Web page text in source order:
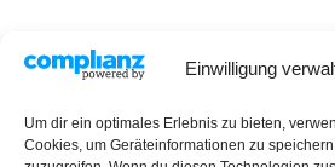
Einwilligung
Um dir ein optimales Erlebnis zu bieten,
Cookies, um Geräteinformationen zu
Datenschutzerklärung Impressum
Rezepte